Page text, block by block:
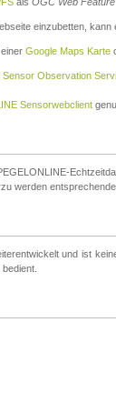
einzubetten, kann
Google Maps Karte
Sensor Observation
Sensorwebclient
werden
und ist